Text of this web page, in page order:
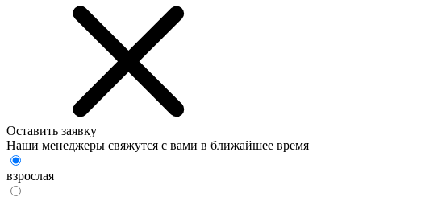
Оставить заявку
Наши менеджеры свяжутся с вами в ближайшее время
взрослая